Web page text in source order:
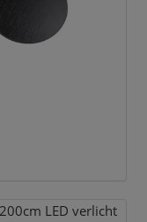
LED verlicht